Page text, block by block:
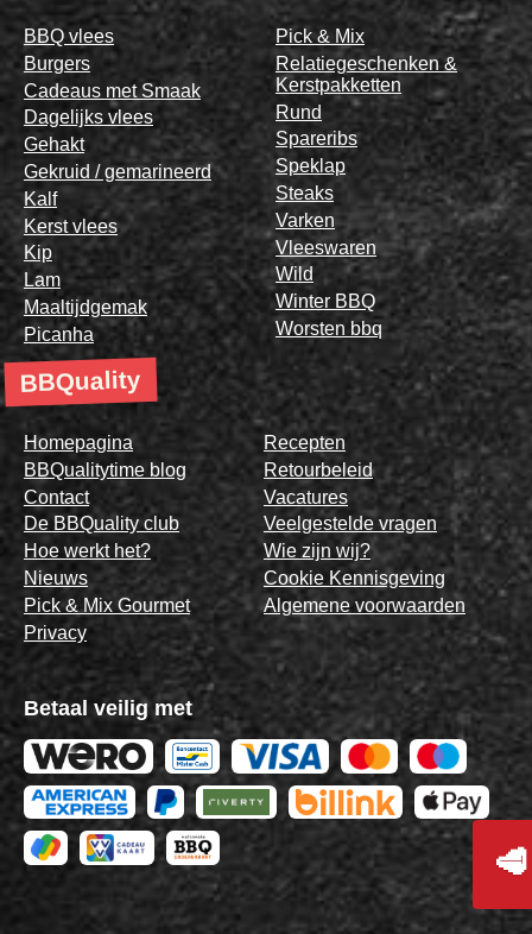
BBQ vlees
Burgers
Cadeaus met Smaak
Dagelijks vlees
Gehakt
Gekruid / gemarineerd
Kalf
Kerst vlees
Kip
Lam
Maaltijdgemak
Picanha
Pick & Mix
Relatiegeschenken &
Kerstpakketten
Rund
Spareribs
Speklap
Steaks
Varken
Vleeswaren
Wild
Winter BBQ
Worsten bbq
BBQuality
Homepagina
BBQualitytime blog
Contact
De BBQuality club
Hoe werkt het?
Nieuws
Pick & Mix Gourmet
Privacy
Recepten
Retourbeleid
Vacatures
Veelgestelde vragen
Wie zijn wij?
Cookie Kennisgeving
Algemene voorwaarden
Betaal veilig met
🥩